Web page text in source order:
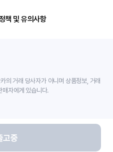
책 및 유의사항
고중
의 거래 당사자가 아니며 상품정보, 거래
매자에게 있습니다.